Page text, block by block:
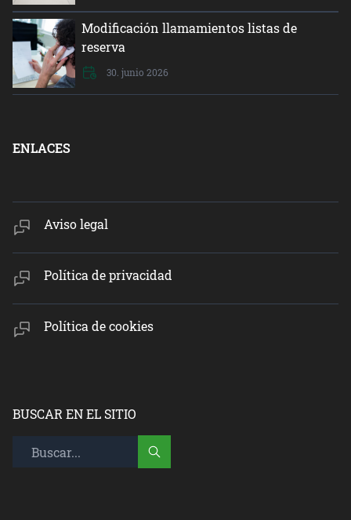
Modificación llamamientos listas de
reserva
30. junio 2026
ENLACES
Aviso legal
Política de privacidad
Política de cookies
BUSCAR EN EL SITIO